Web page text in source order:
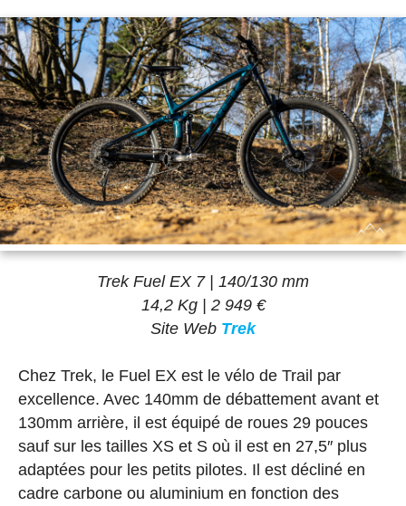
Trek Fuel EX 7 | 140/130 mm
14,2 Kg | 2 949 €
Site Web Trek
Chez Trek, le Fuel EX est le vélo de Trail par
excellence. Avec 140mm de débattement avant et
130mm arrière, il est équipé de roues 29 pouces
sauf sur les tailles XS et S où il est en 27,5″ plus
adaptées pour les petits pilotes. Il est décliné en
cadre carbone ou aluminium en fonction des